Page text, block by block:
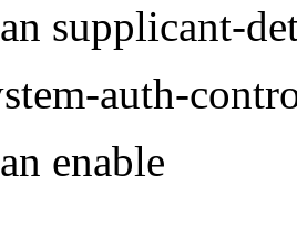
supplicant-
auth-
enable